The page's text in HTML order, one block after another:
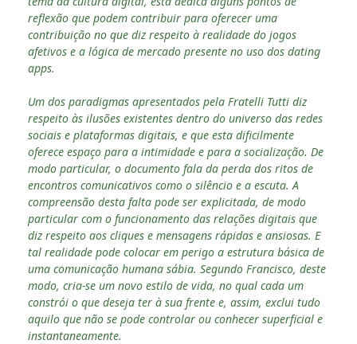
reflexão que podem contribuir para oferecer uma
contribuição no que diz respeito à realidade do jogos
afetivos e a lógica de mercado presente no uso dos dating
apps.
Um dos paradigmas apresentados pela Fratelli Tutti diz
respeito às ilusões existentes dentro do universo das redes
sociais e plataformas digitais, e que esta dificilmente
oferece espaço para a intimidade e para a socialização. De
modo particular, o documento fala da perda dos ritos de
encontros comunicativos como o silêncio e a escuta. A
compreensão desta falta pode ser explicitada, de modo
particular com o funcionamento das relações digitais que
diz respeito aos cliques e mensagens rápidas e ansiosas. E
tal realidade pode colocar em perigo a estrutura básica de
uma comunicação humana sábia. Segundo Francisco, deste
modo, cria-se um novo estilo de vida, no qual cada um
constrói o que deseja ter à sua frente e, assim, exclui tudo
aquilo que não se pode controlar ou conhecer superficial e
instantaneamente.